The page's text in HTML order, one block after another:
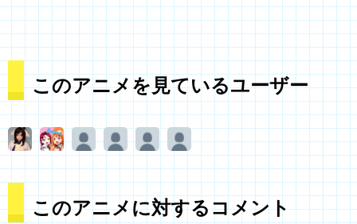
このアニメを見ているユーザー
このアニメに対するコメント